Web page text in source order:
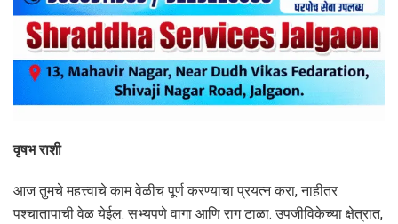
वृषभ राशी
आज तुमचे महत्त्वाचे काम वेळीच पूर्ण करण्याचा प्रयत्न करा, नाहीतर
पश्चातापाची वेळ येईल. सभ्यपणे वागा आणि राग टाळा. उपजीविकेच्या क्षेत्रात,